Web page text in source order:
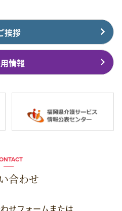
挨拶
情報
合わせ
せフォームまたは